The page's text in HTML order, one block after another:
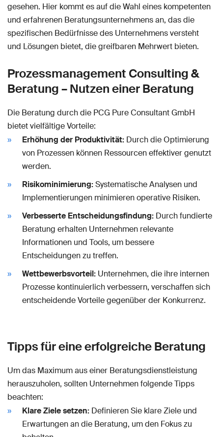
gesehen. Hier kommt es auf die Wahl eines kompetenten
und erfahrenen Beratungsunternehmens an, das die
spezifischen Bedürfnisse des Unternehmens versteht
und Lösungen bietet, die greifbaren Mehrwert bieten.
Prozessmanagement Consulting &
Beratung – Nutzen einer Beratung
Die Beratung durch die PCG Pure Consultant GmbH
bietet vielfältige Vorteile:
Erhöhung der Produktivität: Durch die Optimierung
von Prozessen können Ressourcen effektiver genutzt
werden.
Risikominimierung:Systematische Analysen und
Implementierungen minimieren operative Risiken.
Verbesserte Entscheidungsfindung: Durch fundierte
Beratung erhalten Unternehmen relevante
Informationen und Tools, um bessere
Entscheidungen zu treffen.
Wettbewerbsvorteil: Unternehmen, die ihre internen
Prozesse kontinuierlich verbessern, verschaffen sich
entscheidende Vorteile gegenüber der Konkurrenz.
Tipps für eine erfolgreiche Beratung
Um das Maximum aus einer Beratungsdienstleistung
herauszuholen, sollten Unternehmen folgende Tipps
beachten:
Klare Ziele setzen: Definieren Sie klare Ziele und
Erwartungen an die Beratung, um den Fokus zu